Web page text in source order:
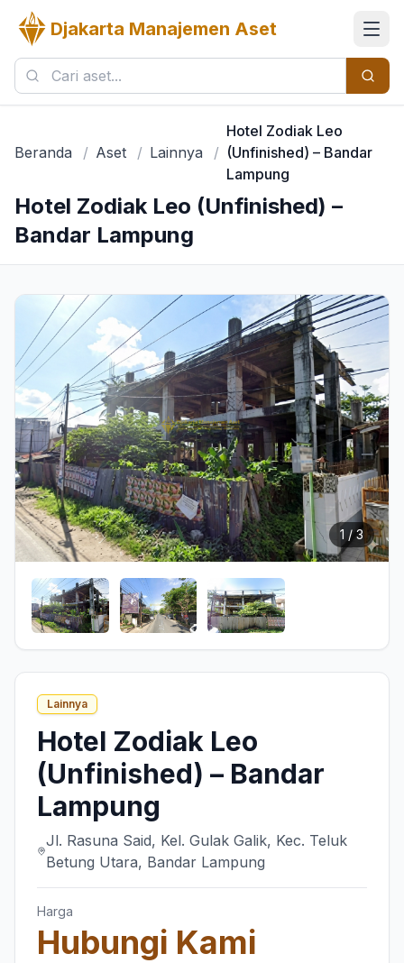
Djakarta Manajemen Aset
Beranda / Aset / Lainnya /
Hotel Zodiak Leo
(Unfinished) – Bandar
Lampung
Hotel Zodiak Leo (Unfinished) –
Bandar Lampung
1 / 3
Lainnya
Hotel Zodiak Leo
(Unfinished) – Bandar
Lampung
Jl. Rasuna Said, Kel. Gulak Galik, Kec. Teluk
Betung Utara, Bandar Lampung
Harga
Hubungi Kami